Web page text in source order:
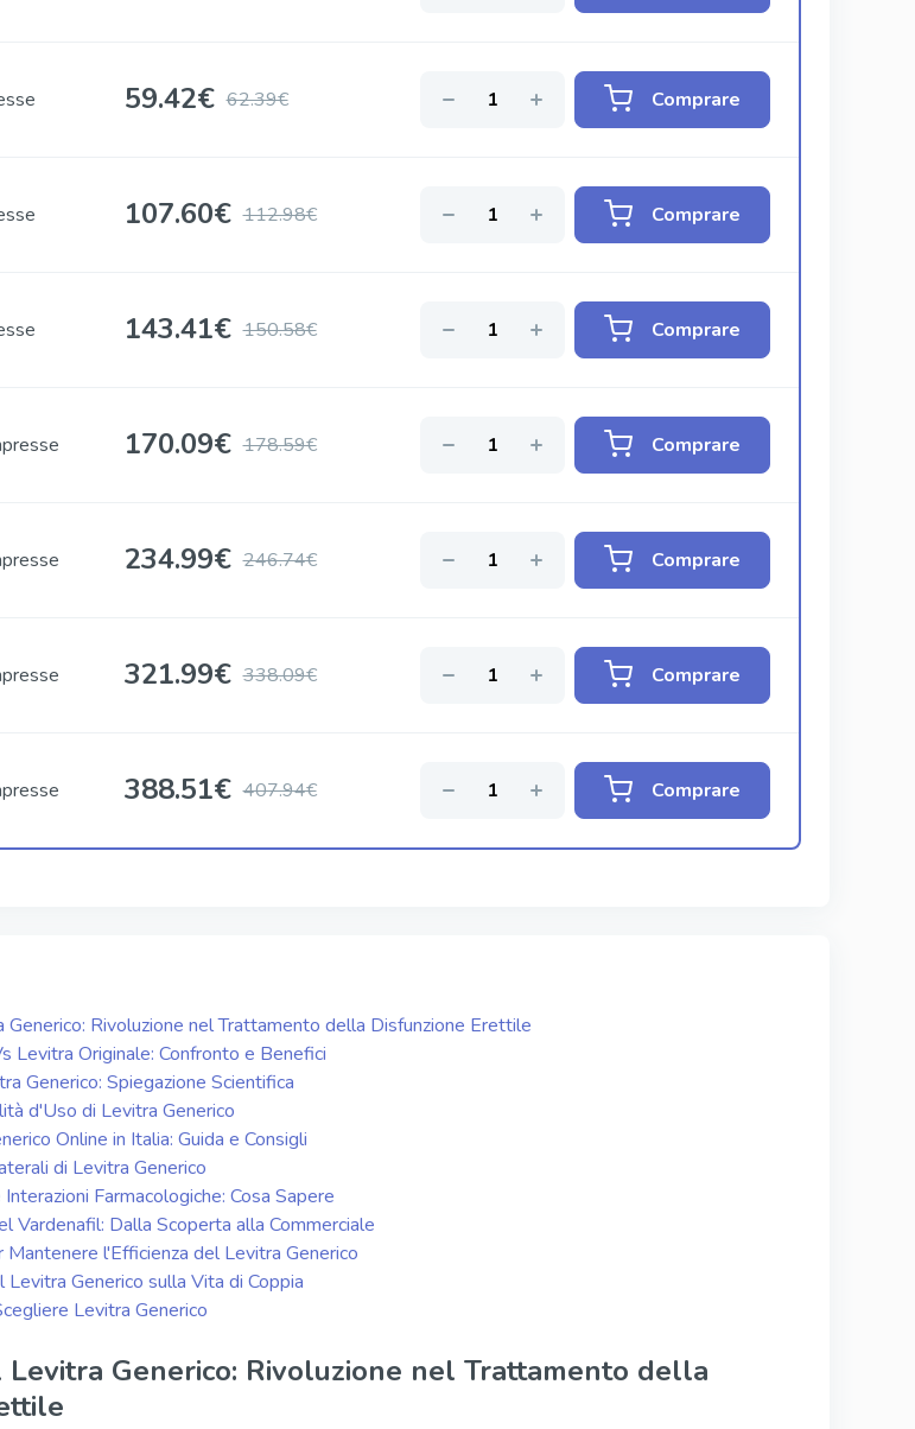
59.42€ 62.39€ Comprare
107.60€ 112.98€ Comprare
143.41€ 150.58€ Comprare
170.09€ 178.59€ Comprare
234.99€ 246.74€ Comprare
321.99€ 338.09€ Comprare
388.51€ 407.94€ Comprare
Generico: Rivoluzione nel Trattamento della Disfunzione Erettile
Levitra Originale: Confronto e Benefici
Generico: Spiegazione Scientifica
d'Uso di Levitra Generico
Online in Italia: Guida e Consigli
di Levitra Generico
Farmacologiche: Cosa Sapere
Vardenafil: Dalla Scoperta alla Commerciale
Mantenere l'Efficienza del Levitra Generico
Generico sulla Vita di Coppia
Levitra Generico
Generico: Rivoluzione nel Trattamento della